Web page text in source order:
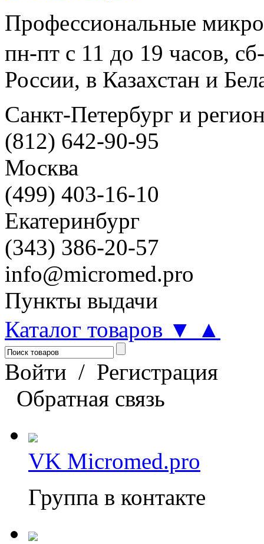
Профессиональные
пн-пт с 11 до 19 часов,
России, в Казахстан и
Санкт-Петербург и
(812) 642-90-95
Москва
(499) 403-16-10
Екатеринбург
(343) 386-20-57
info@micromed.pro
Пункты выдачи
Каталог товаров ▼
▲
Войти / Регистрация
Обратная связь
VK Micromed.pro
Группа в контакте